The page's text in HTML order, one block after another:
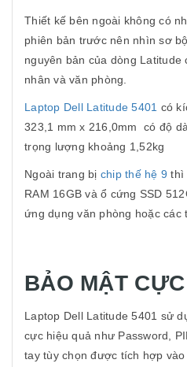
Thiết kế bên ngoài không có
phiên bản trước nên nhìn sơ
nguyên bản của dòng Latitude
nhân và văn phòng.
Laptop Dell Latitude 5401 có
323,1 mm x 216,0mm có độ
trọng lượng khoảng 1,52kg
Ngoài trang bị chip thế hệ 9 thì
RAM 16GB và ổ cứng SSD
ứng dụng văn phòng hoặc các
BẢO MẬT
Laptop Dell Latitude 5401 sử
cực hiệu quả như Password,
tay tùy chọn được tích hợp